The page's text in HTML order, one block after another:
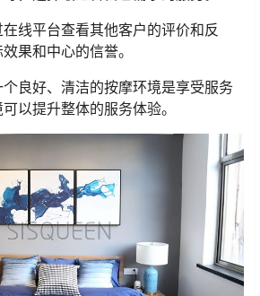
线平台查看其他客户的评价和反
果和中心的信誉。
良好、清洁的按摩环境是享受服务
以提升整体的服务体验。